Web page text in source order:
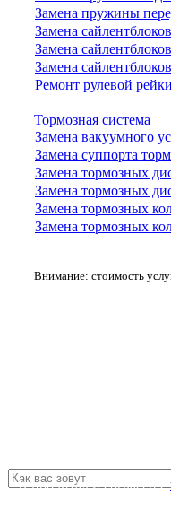
Замена пружины
Замена
Замена
Замена
Ремонт рулевой рейки
Тормозная система
Замена вакуумного
Замена суппорта
Замена тормозных
Замена тормозных
Замена тормозных
Замена тормозных
Внимание: стоимость
Я прочитал и согласен с